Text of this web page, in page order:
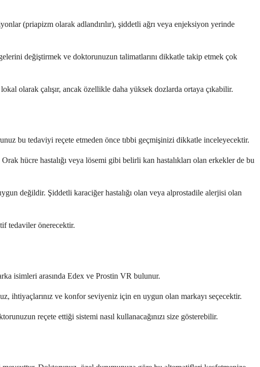
(priapizm olarak adlandırılır), şiddetli ağrı veya enjeksiyon yerinde
değiştirmek ve doktorunuzun talimatlarını dikkatle takip etmek çok
olarak çalışır, ancak özellikle daha yüksek dozlarda ortaya çıkabilir.
bu tedaviyi reçete etmeden önce tıbbi geçmişinizi dikkatle inceleyecektir.
hücre hastalığı veya lösemi gibi belirli kan hastalıkları olan erkekler de bu
değildir. Şiddetli karaciğer hastalığı olan veya alprostadile alerjisi olan
tedaviler önerecektir.
isimleri arasında Edex ve Prostin VR bulunur.
ihtiyaçlarınız ve konfor seviyeniz için en uygun olan markayı seçecektir.
reçete ettiği sistemi nasıl kullanacağınızı size gösterebilir.